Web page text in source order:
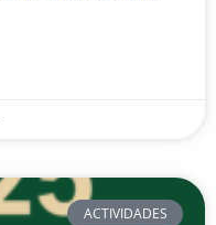
ACTIVIDADES